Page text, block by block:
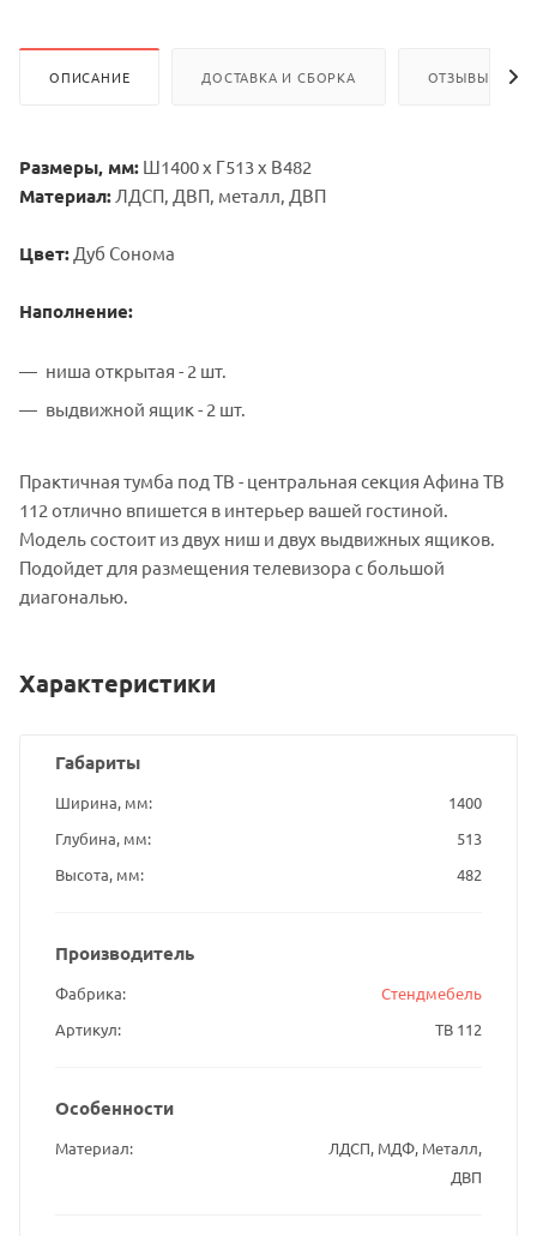
ОПИСАНИЕ ДОСТАВКА И СБОРКА ОТЗЫВЫ
Размеры, мм: Ш1400 х Г513 х В482
Материал: ЛДСП, ДВП, металл, ДВП
Цвет: Дуб Сонома
Наполнение:
ниша открытая - 2 шт.
выдвижной ящик - 2 шт.
Практичная тумба под ТВ - центральная секция Афина ТВ
112 отлично впишется в интерьер вашей гостиной.
Модель состоит из двух ниш и двух выдвижных ящиков.
Подойдет для размещения телевизора с большой
диагональю.
Характеристики
Габариты
Ширина, мм
1400
Глубина, мм
513
Высота, мм
482
Производитель
Фабрика
Стендмебель
Артикул
ТВ 112
Особенности
Материал
ЛДСП, МДФ, Металл,
ДВП